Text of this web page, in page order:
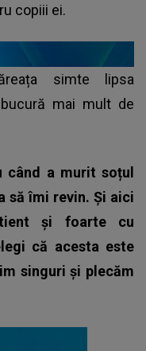
copiii ei.
simte lipsa
mai mult de
când a murit soțul
să îmi revin. Și aici
și foarte cu
că acesta este
singuri și plecăm